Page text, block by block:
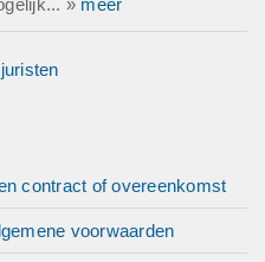
» meer
contract of overeenkomst
voorwaarden